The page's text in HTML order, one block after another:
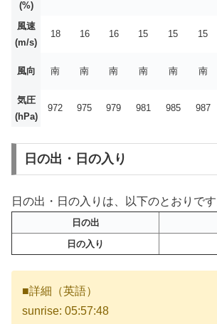
(%)
風速
(m/s)
18 16 16 15 15 15
風向 南 南 南 南 南 南
気圧
(hPa)
972 975 979 981 985 987
日の出・日の入り
日の出・日の入りは、以下のとおりです
日の出
日の入り
■詳細（英語）
sunrise: 05:57:48